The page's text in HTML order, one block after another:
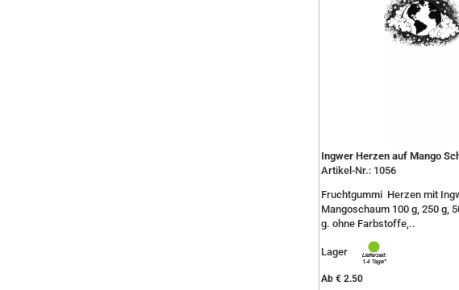
Ingwer Herzen auf Mango
Artikel-Nr.: 1056
Fruchtgummi Herzen mit
Mangoschaum 100 g, 250 g,
g. ohne Farbstoffe,..
Lager
Ab € 2.50